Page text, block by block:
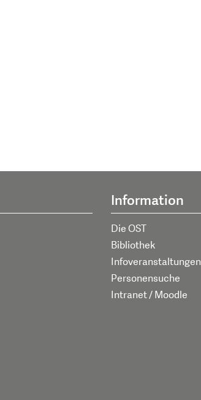
Information
Die OST
Bibliothek
Infoveranstaltungen
Personensuche
Intranet / Moodle